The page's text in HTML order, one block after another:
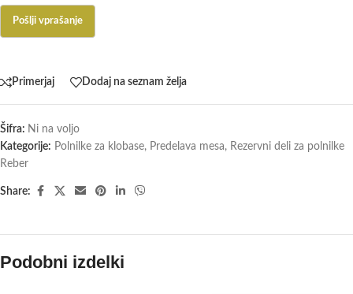
Primerjaj Dodaj na seznam želja
Šifra: Ni na voljo
Kategorije: Polnilke za klobase, Predelava mesa, Rezervni deli za polnilke
Reber
Share:
Podobni izdelki